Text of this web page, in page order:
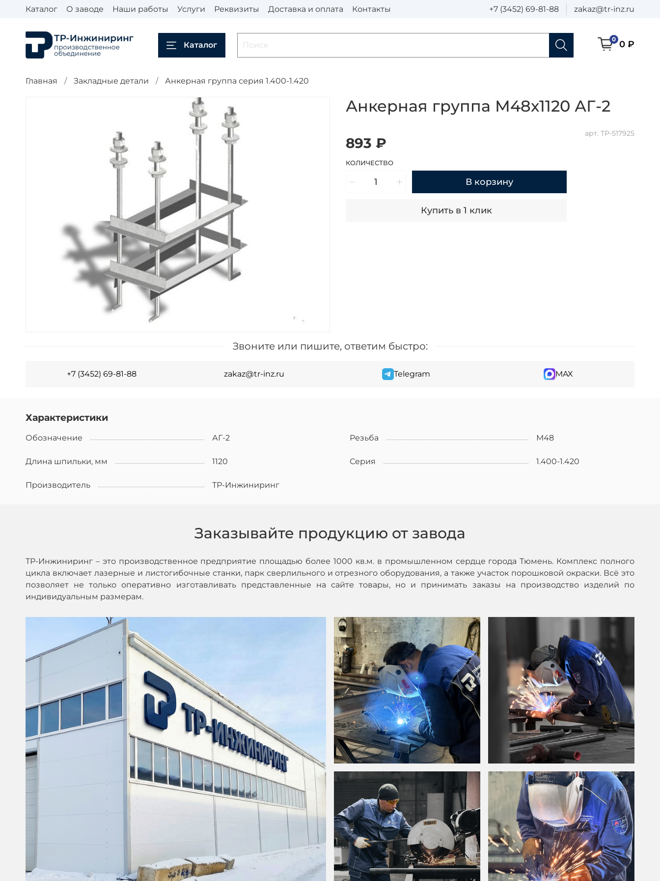
Каталог О заводе Наши работы Услуги Реквизиты Доставка и оплата Контакты +7 (3452) 69-81-88 zakaz@tr-inz.ru
Каталог
0 0 ₽
Главная Закладные детали Анкерная группа серия 1.400-1.420
арт. ТР-517925
Анкерная группа М48х1120 АГ-2
893 ₽
КОЛИЧЕСТВО
В корзину
Купить в 1 клик
Звоните или пишите, ответим быстро:
+7 (3452) 69-81-88 zakaz@tr-inz.ru Telegram MAX
Характеристики
Обозначение АГ-2 Резьба М48
Длина шпильки, мм 1120 Серия 1.400-1.420
Производитель ТР-Инжиниринг
Заказывайте продукцию от завода
ТР-Инжиниринг – это производственное предприятие площадью более 1000 кв.м. в промышленном сердце города Тюмень. Комплекс полного
цикла включает лазерные и листогибочные станки, парк сверлильного и отрезного оборудования, а также участок порошковой окраски. Всё это
позволяет не только оперативно изготавливать представленные на сайте товары, но и принимать заказы на производство изделий по
индивидуальным размерам.